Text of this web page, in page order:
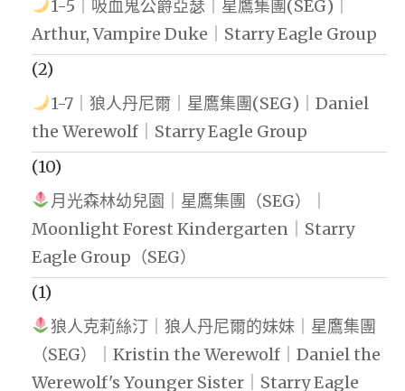
1-5｜吸血鬼公爵亞瑟｜星鷹集團(SEG)｜
Arthur, Vampire Duke｜Starry Eagle Group
(2)
1-7｜狼人丹尼爾｜星鷹集團(SEG)｜Daniel
the Werewolf｜Starry Eagle Group
(10)
月光森林幼兒園｜星鷹集團（SEG）｜
Moonlight Forest Kindergarten｜Starry
Eagle Group（SEG）
(1)
狼人克莉絲汀｜狼人丹尼爾的妹妹｜星鷹集團
（SEG）｜Kristin the Werewolf｜Daniel the
Werewolf's Younger Sister｜Starry Eagle